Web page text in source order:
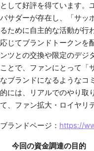
として好評を得ています。
バサダーが存在し、「サッ
るために自主的な活動が行
応じてブランドトークンを
ンツとの交換や限定のデジ
ことで、ファンにとって「
なブランドになるようなコ
的には、リアルでのやり取
て、ファン拡大・ロイヤリ
ブランドページ： https://
今回の資金調達の目的